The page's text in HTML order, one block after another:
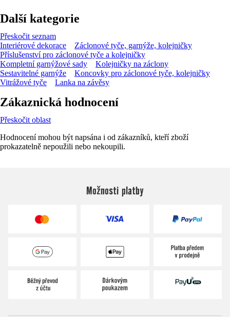
Další kategorie
Přeskočit seznam
Interiérové dekorace
Záclonové tyče, garnýže, kolejničky
Příslušenství pro záclonové tyče a kolejničky
Kompletní garnýžové sady
Kolejničky na záclony
Sestavitelné garnýže
Koncovky pro záclonové tyče, kolejničky
Vitrážové tyče
Lanka na závěsy
Zákaznická hodnocení
Přeskočit oblast
Hodnocení mohou být napsána i od zákazníků, kteří zboží
prokazatelně nepoužili nebo nekoupili.
Možnosti platby